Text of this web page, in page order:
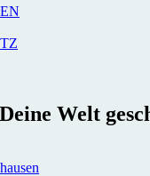
Welt